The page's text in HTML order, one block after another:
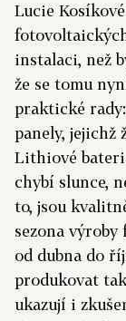
Lucie
instalaci, než
že se tomu
praktické
panely, jejichž
Lithiové
chybí slunce,
to, jsou
sezona
od dubna do
produkovat
ukazují i